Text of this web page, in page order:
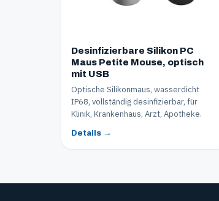
Desinfizierbare Silikon PC
Maus Petite Mouse, optisch
mit USB
Optische Silikonmaus, wasserdicht
IP68, vollständig desinfizierbar, für
Klinik, Krankenhaus, Arzt, Apotheke.
Details →